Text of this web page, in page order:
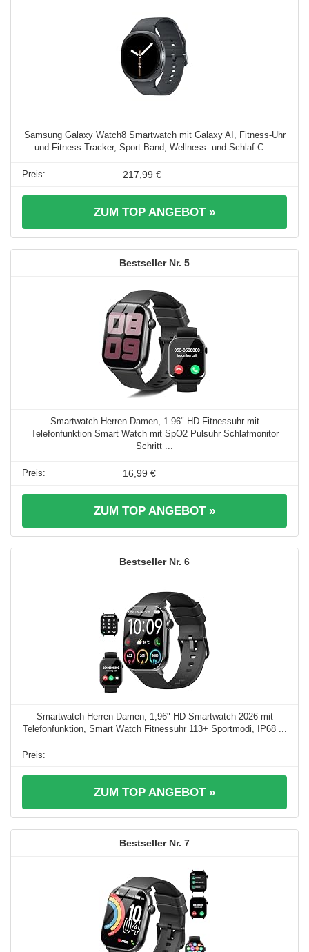
Samsung Galaxy Watch8 Smartwatch mit Galaxy AI, Fitness-Uhr
und Fitness-Tracker, Sport Band, Wellness- und Schlaf-C ...
217,99 €
ZUM TOP ANGEBOT »
5
Smartwatch Herren Damen, 1.96" HD Fitnessuhr mit
Telefonfunktion Smart Watch mit SpO2 Pulsuhr Schlafmonitor
Schritt ...
16,99 €
ZUM TOP ANGEBOT »
6
Smartwatch Herren Damen, 1,96" HD Smartwatch 2026 mit
Telefonfunktion, Smart Watch Fitnessuhr 113+ Sportmodi, IP68 ...
ZUM TOP ANGEBOT »
7